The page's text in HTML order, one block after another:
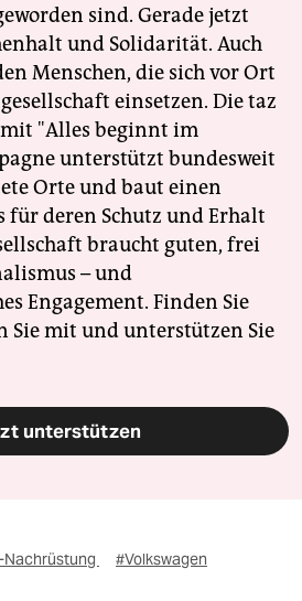
sind. Gerade jetzt
und Solidarität. Auch
Menschen, die sich vor Ort
einsetzen. Die taz
"Alles beginnt im
unterstützt bundesweit
Orte und baut einen
für deren Schutz und Erhalt
braucht guten, frei
– und
Engagement. Finden Sie
Sie mit und unterstützen Sie
unterstützen
Nachrüstung #Volkswagen